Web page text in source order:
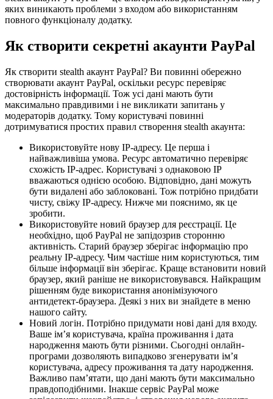
яких виникають проблеми з входом або використанням
повного функціоналу додатку.
Як створити секретні акаунти PayPal
Як створити stealth акаунт PayPal? Ви повинні обережно
створювати акаунт PayPal, оскільки ресурс перевіряє
достовірність інформації. Тож усі дані мають бути
максимально правдивими і не викликати запитань у
модераторів додатку. Тому користувачі повинні
дотримуватися простих правил створення stealth акаунта:
Використовуйте нову IP-адресу. Це перша і
найважливіша умова. Ресурс автоматично перевіряє
схожість IP-адрес. Користувачі з однаковою IP
вважаються однією особою. Відповідно, дані можуть
бути видалені або заблоковані. Тож потрібно придбати
чисту, свіжу IP-адресу. Нижче ми пояснимо, як це
зробити.
Використовуйте новий браузер для реєстрації. Це
необхідно, щоб PayPal не запідозрив сторонню
активність. Старий браузер зберігає інформацію про
реальну IP-адресу. Чим частіше ним користуються, тим
більше інформації він зберігає. Краще встановити новий
браузер, який раніше не використовувався. Найкращим
рішенням буде використання анонімізуючого
антидетект-браузера. Деякі з них ви знайдете в меню
нашого сайту.
Новий логін. Потрібно придумати нові дані для входу.
Ваше ім’я користувача, країна проживання і дата
народження мають бути різними. Сьогодні онлайн-
програми дозволяють випадково згенерувати ім’я
користувача, адресу проживання та дату народження.
Важливо пам’ятати, що дані мають бути максимально
правдоподібними. Інакше сервіс PayPal може